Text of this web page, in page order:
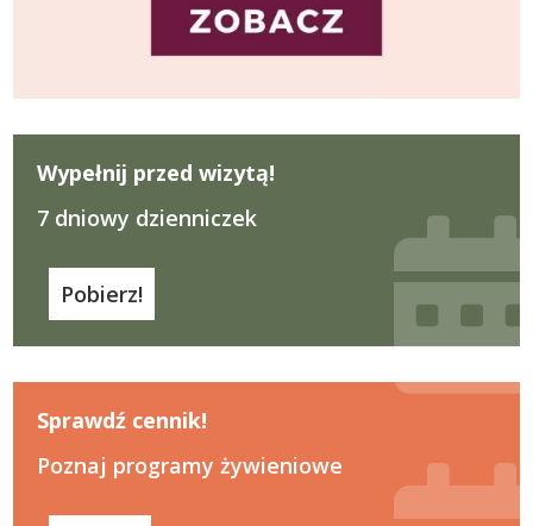
Wypełnij przed wizytą!
7 dniowy dzienniczek
Pobierz!
Sprawdź cennik!
Poznaj programy żywieniowe